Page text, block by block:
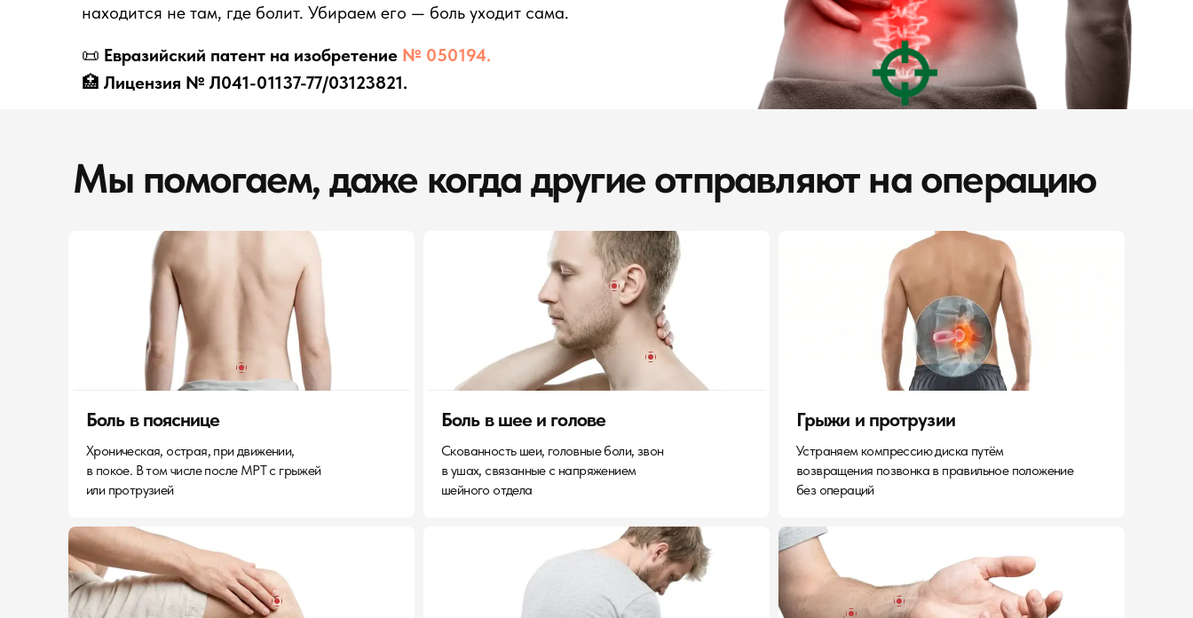
находится не там, где болит. Убираем его — боль уходит сама.
📜 Евразийский патент на изобретение № 050194.
🏥 Лицензия № Л041-01137-77/03123821.
Мы помогаем, даже когда другие отправляют на операцию
Боль в пояснице Боль в шее и голове Грыжи и протрузии
Хроническая, острая, при движении,
в покое. В том числе после МРТ с грыжей
или протрузией
Скованность шеи, головные боли, звон
в ушах, связанные с напряжением
шейного отдела
Устраняем компрессию диска путём
возвращения позвонка в правильное положение
без операций